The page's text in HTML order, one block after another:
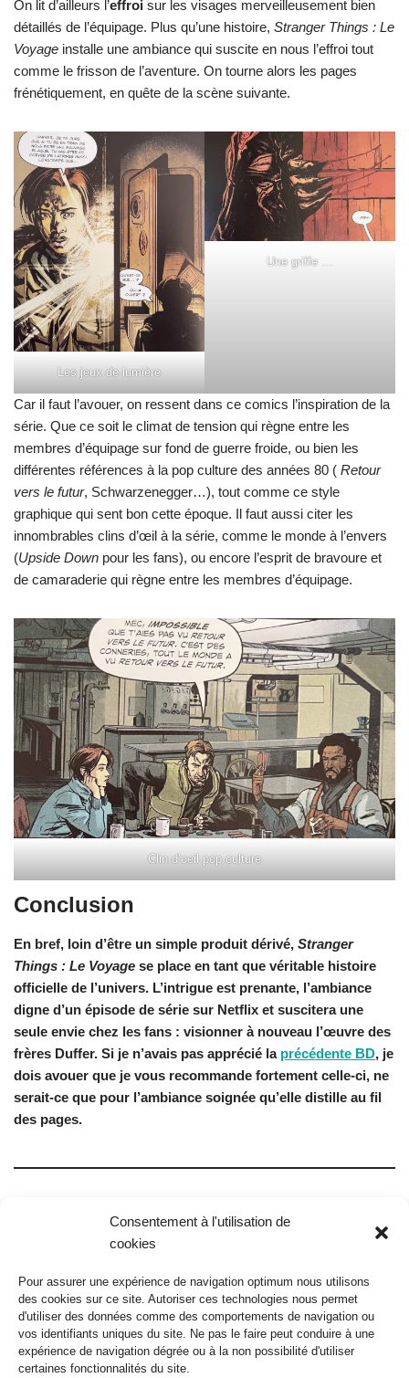
Consentement à l'utilisation de
cookies
Pour assurer une expérience de navigation optimum nous utilisons
des cookies sur ce site. Autoriser ces technologies nous permet
d'utiliser des données comme des comportements de navigation ou
vos identifiants uniques du site. Ne pas le faire peut conduire à une
expérience de navigation dégrée ou à la non possibilité d'utiliser
certaines fonctionnalités du site.
On lit d’ailleurs l’effroi sur les visages merveilleusement bien
détaillés de l’équipage. Plus qu’une histoire, Stranger Things : Le
Voyage installe une ambiance qui suscite en nous l’effroi tout
comme le frisson de l’aventure. On tourne alors les pages
frénétiquement, en quête de la scène suivante.
Les jeux de lumière
Une griffe …
Car il faut l’avouer, on ressent dans ce comics l’inspiration de la
série. Que ce soit le climat de tension qui règne entre les
membres d’équipage sur fond de guerre froide, ou bien les
différentes références à la pop culture des années 80 ( Retour
vers le futur, Schwarzenegger…), tout comme ce style
graphique qui sent bon cette époque. Il faut aussi citer les
innombrables clins d’œil à la série, comme le monde à l’envers
(Upside Down pour les fans), ou encore l’esprit de bravoure et
de camaraderie qui règne entre les membres d’équipage.
Clin d’oeil pop culture
Conclusion
En bref, loin d’être un simple produit dérivé, Stranger
Things : Le Voyage se place en tant que véritable histoire
officielle de l’univers. L’intrigue est prenante, l’ambiance
digne d’un épisode de série sur Netflix et suscitera une
seule envie chez les fans : visionner à nouveau l’œuvre des
frères Duffer. Si je n’avais pas apprécié la précédente BD, je
dois avouer que je vous recommande fortement celle-ci, ne
serait-ce que pour l’ambiance soignée qu’elle distille au fil
des pages.
Stranger Things – Le voyage
Mana Books
16e